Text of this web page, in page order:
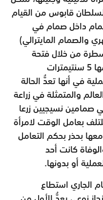
قابوس من القيام
داخل صمام في
والصمام المايترالي)
من خلال فتحة
صغيرة في الصدر لم يتجاوز حجمها 5 سنتيمترات
في أنها تعدُّ الحالة
والمتمثلة في زراعة
نسيجيين زرعا
بعامل الوقت لامرأة
بحذر بحكم التعامل
كانت أحد
أو بدونها.
الجاري استطاع